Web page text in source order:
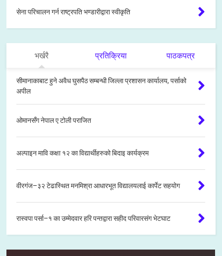
सेना परिचालन गर्न राष्ट्रपति भण्डारीद्वारा स्वीकृति
भर्खरै प्रतिक्रिया पाठकपत्र
सीमानाकाबाट हुने अवैध घुसपैठ सम्बन्धी जिल्ला प्रशासन कार्यालय, पर्साको
अपील
ओमानसँग नेपाल ए टोली पराजित
अल्पाइन मावि कक्षा १२ का विद्यार्थीहरुको बिदाइ कार्यक्रम
वीरगंज–३२ टेढास्थित मनमिश्रा आधारभूत विद्यालयलाई कार्पेट सहयोग
रास्वपा पर्सा–१ का उम्मेदवार हरि पन्तद्वारा सहीद परिवारसंग भेटघाट